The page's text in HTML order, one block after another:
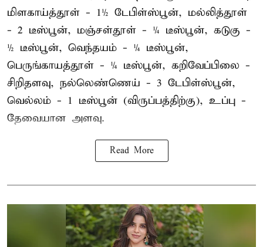
மிளகாய்த்தூள் - 1½ டேபிள்ஸ்பூன், மல்லித்தூள்
- 2 டீஸ்பூன், மஞ்சள்தூள் - ¼ டீஸ்பூன், கடுகு -
½ டீஸ்பூன், வெந்தயம் - ¼ டீஸ்பூன்,
பெருங்காயத்தூள் - ¼ டீஸ்பூன், கறிவேப்பிலை -
சிறிதளவு, நல்லெண்ணெய் - 3 டேபிள்ஸ்பூன்,
வெல்லம் - 1 டீஸ்பூன் (விருப்பத்திற்கு), உப்பு -
தேவையான அளவு.
Read More